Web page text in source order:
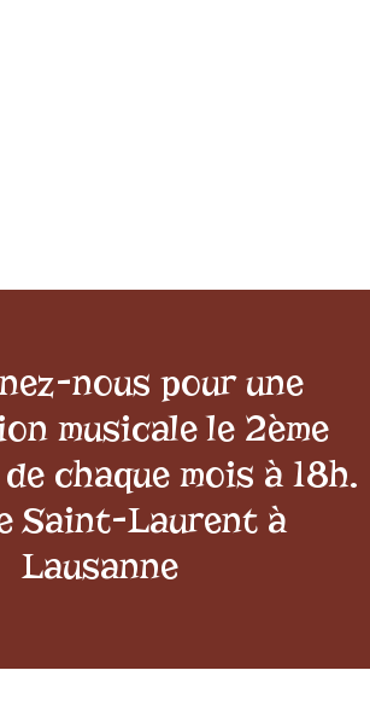
nous pour une
musicale le 2ème
chaque mois à 18h.
Saint-Laurent à
Lausanne